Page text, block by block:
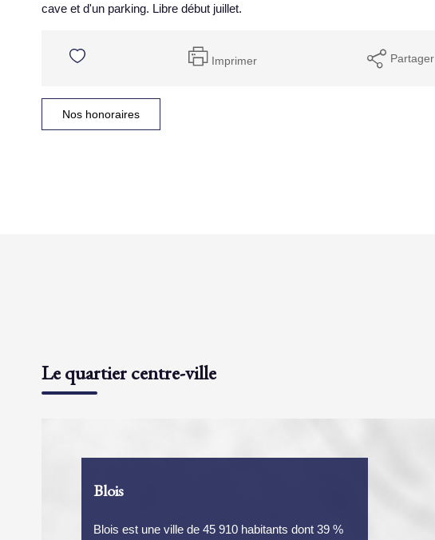
cave et d'un parking. Libre début juillet.
Imprimer Partager
Nos honoraires
Le quartier centre-ville
Blois
Blois est une ville de 45 910 habitants dont 39 %